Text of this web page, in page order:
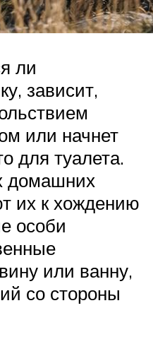
ли
зависит,
или начнет
для туалета.
домашних
их к хождению
особи
или ванну,
со стороны